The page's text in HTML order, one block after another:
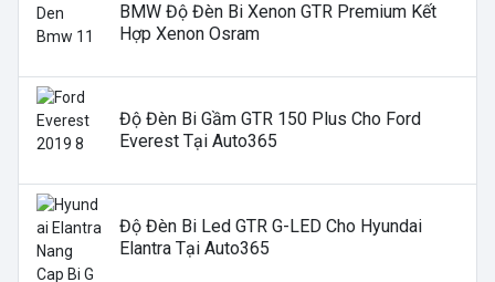
BMW Độ Đèn Bi Xenon GTR Premium Kết
Hợp Xenon Osram
Độ Đèn Bi Gầm GTR 150 Plus Cho Ford
Everest Tại Auto365
Độ Đèn Bi Led GTR G-LED Cho Hyundai
Elantra Tại Auto365